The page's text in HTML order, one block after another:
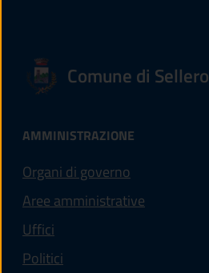
Comune di Sellero
AMMINISTRAZIONE
Organi di governo
Aree amministrative
Uffici
Politici